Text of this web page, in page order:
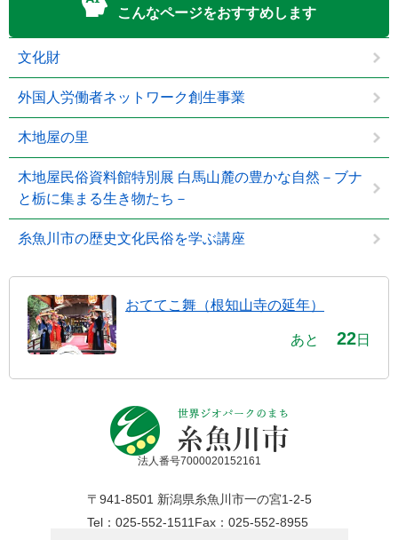
こんなページをおすすめします
文化財
外国人労働者ネットワーク創生事業
木地屋の里
木地屋民俗資料館特別展 白馬山麓の豊かな自然－ブナ
と栃に集まる生き物たち－
糸魚川市の歴史文化民俗を学ぶ講座
おててこ舞（根知山寺の延年）
あと 22日
法人番号7000020152161
〒941-8501 新潟県糸魚川市一の宮1-2-5
Tel：025-552-1511 Fax：025-552-8955